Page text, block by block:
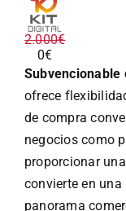
2.000€
El
precio
original
2.000€.
0€
El
precio
actual
0€.
Subvencionable
ofrece
de compra
negocios como
proporcionar
convierte en
panorama